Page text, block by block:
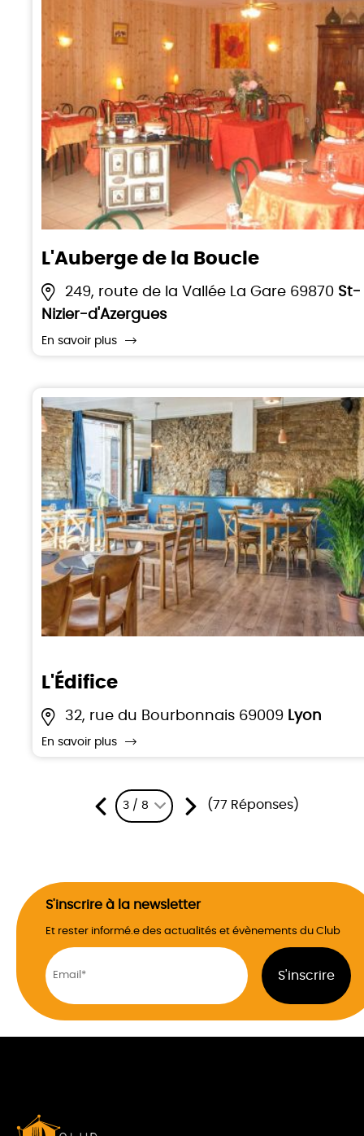
L'Auberge de la Boucle
249, route de la Vallée La Gare 69870 St-
Nizier-d'Azergues
En savoir plus
L'Édifice
32, rue du Bourbonnais 69009 Lyon
En savoir plus
3 / 8 (77 Réponses)
S'inscrire à la newsletter
Et rester informé.e des actualités et évènements du Club